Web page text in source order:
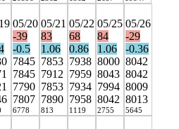
05/20
-39
-0.5
7845
7845
7790
7807
6778
05/21
83
1.06
7853
7912
7853
7890
813
05/22
68
0.86
7938
7959
7934
7958
1119
05/25
84
1.06
8000
8043
7994
8042
2755
05/26
-29
-0.36
8042
8042
8009
8013
5645